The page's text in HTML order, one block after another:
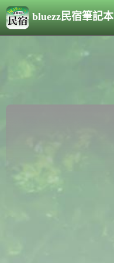
bluezz民宿筆記本